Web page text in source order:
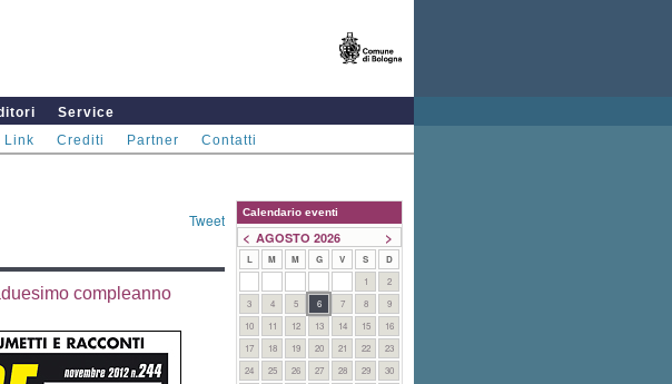
Service
Link Crediti Partner Contatti
Tweet
compleanno
Calendario eventi
>
< AGOSTO 2026
L M M G V S
D
1
2
3
4 5 6 7 8
9
10
11 12 13 14 15
16
17
18 19 20 21 22
23
24
25 26 27 28 29
30